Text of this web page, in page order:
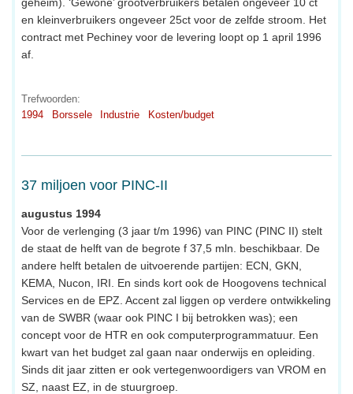
en kleinverbruikers ongeveer 25ct voor de zelfde stroom. Het
contract met Pechiney voor de levering loopt op 1 april 1996
af.
Trefwoorden:
1994
Borssele Industrie Kosten/budget
37 miljoen voor PINC-II
augustus 1994
Voor de verlenging (3 jaar t/m 1996) van PINC (PINC II) stelt
de staat de helft van de begrote f 37,5 mln. beschikbaar. De
andere helft betalen de uitvoerende partijen: ECN, GKN,
KEMA, Nucon, IRI. En sinds kort ook de Hoogovens technical
Services en de EPZ. Accent zal liggen op verdere ontwikkeling
van de SWBR (waar ook PINC I bij betrokken was); een
concept voor de HTR en ook computerprogrammatuur. Een
kwart van het budget zal gaan naar onderwijs en opleiding.
Sinds dit jaar zitten er ook vertegenwoordigers van VROM en
SZ, naast EZ, in de stuurgroep.